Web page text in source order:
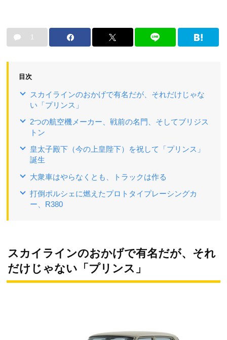
1
目次
スカイラインのおかげで有名だが、それだけじゃな
い「プリンス」
2つの航空機メーカー、戦前の名門、そしてブリジス
トン
皇太子殿下（今の上皇陛下）を祝して「プリンス」
誕生
大衆車はやらなくとも、トラックは作る
打倒ポルシェに燃えたプロトタイプレーシングカ
ー、R380
スカイラインのおかげで有名だが、それ
だけじゃない「プリンス」